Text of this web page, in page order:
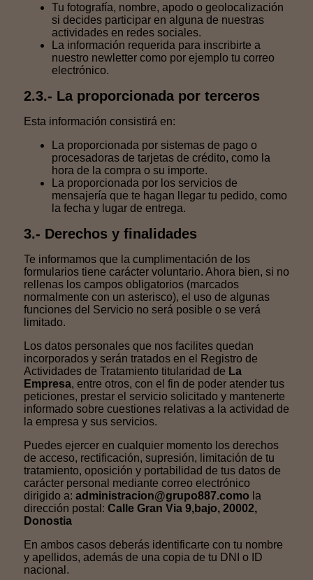
Tu fotografía, nombre, apodo o geolocalización
si decides participar en alguna de nuestras
actividades en redes sociales.
La información requerida para inscribirte a
nuestro newletter como por ejemplo tu correo
electrónico.
2.3.- La proporcionada por terceros
Esta información consistirá en:
La proporcionada por sistemas de pago o
procesadoras de tarjetas de crédito, como la
hora de la compra o su importe.
La proporcionada por los servicios de
mensajería que te hagan llegar tu pedido, como
la fecha y lugar de entrega.
3.- Derechos y finalidades
Te informamos que la cumplimentación de los
formularios tiene carácter voluntario. Ahora bien, si no
rellenas los campos obligatorios (marcados
normalmente con un asterisco), el uso de algunas
funciones del Servicio no será posible o se verá
limitado.
Los datos personales que nos facilites quedan
incorporados y serán tratados en el Registro de
Actividades de Tratamiento titularidad de La
Empresa, entre otros, con el fin de poder atender tus
peticiones, prestar el servicio solicitado y mantenerte
informado sobre cuestiones relativas a la actividad de
la empresa y sus servicios.
Puedes ejercer en cualquier momento los derechos
de acceso, rectificación, supresión, limitación de tu
tratamiento, oposición y portabilidad de tus datos de
carácter personal mediante correo electrónico
dirigido a: administracion@grupo887.como la
dirección postal: Calle Gran Via 9,bajo, 20002,
Donostia
En ambos casos deberás identificarte con tu nombre
y apellidos, además de una copia de tu DNI o ID
nacional.